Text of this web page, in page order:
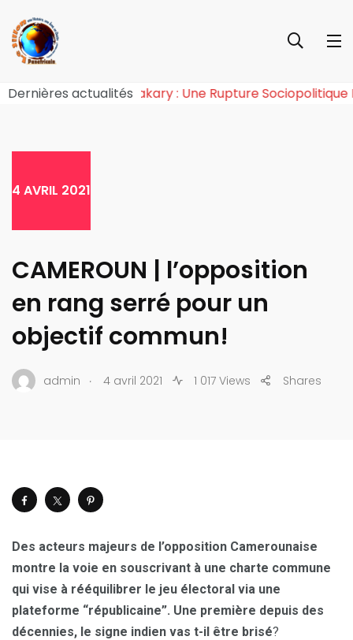
Dernières actualités
de l’Effet Tchiroma Bakary : Une Rupture
4 AVRIL 2021
CAMEROUN | l’opposition
en rang serré pour un
objectif commun!
admin . 4 avril 2021 1 017 Views Shares
Des acteurs majeurs de l’opposition Camerounaise
montre la voie en souscrivant à une charte commune
qui vise à rééquilibrer le jeu électoral via une
plateforme “républicaine”. Une première depuis des
décennies, le signe indien vas t-il être brisé?